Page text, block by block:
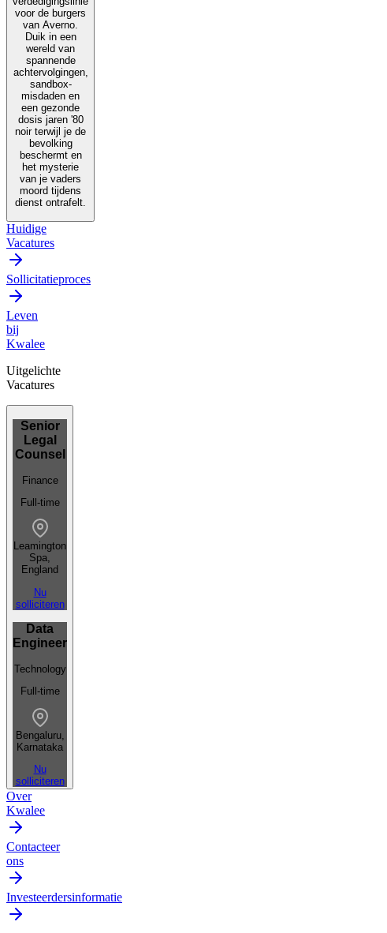
voor de burgers
van Averno.
Duik in een
wereld van
spannende
achtervolgingen,
sandbox-
misdaden en
een gezonde
dosis jaren '80
noir terwijl je de
bevolking
beschermt en
het mysterie
van je vaders
moord tijdens
dienst ontrafelt.
Huidige
Vacatures
Sollicitatieproces
Leven
bij
Kwalee
Uitgelichte
Vacatures
Senior
Legal
Counsel
Finance
Full-time
Leamington
Spa,
England
Nu
solliciteren
Data
Engineer
Technology
Full-time
Bengaluru,
Karnataka
Nu
solliciteren
Over
Kwalee
Contacteer
ons
Investeerdersinformatie